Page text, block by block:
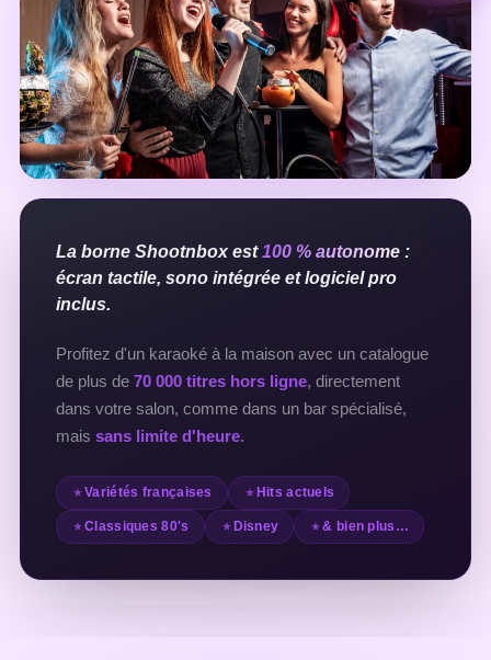
La borne Shootnbox est100 % autonome :
écran tactile, sono intégrée et logiciel pro
inclus.
Profitez d'un karaoké à la maison avec un catalogue
de plus de 70 000 titres hors ligne, directement
dans votre salon, comme dans un bar spécialisé,
mais sans limite d'heure.
Variétés françaises Hits actuels
Classiques 80's Disney & bien plus…